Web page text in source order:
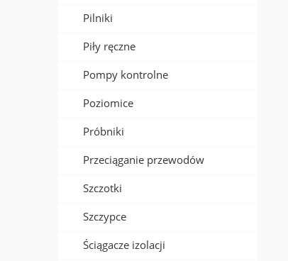
Pilniki
Piły ręczne
Pompy kontrolne
Poziomice
Próbniki
Przeciąganie przewodów
Szczotki
Szczypce
Ściągacze izolacji